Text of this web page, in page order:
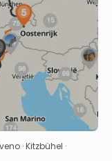
· Kitzbühel ·